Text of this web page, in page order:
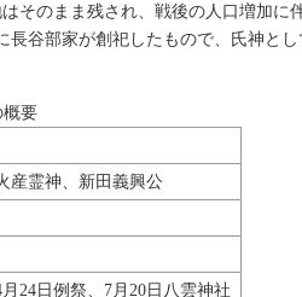
そのまま残され、戦後の人口増加
長谷部家が創祀したもので、氏神と
概要
産霊神、新田義興公
24日例祭、7月20日八雲神社